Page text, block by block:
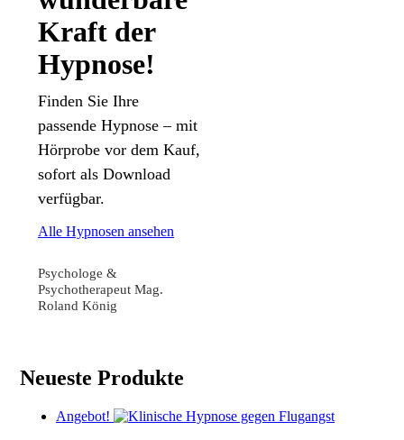
Kraft der
Hypnose!
Finden Sie Ihre
passende Hypnose – mit
Hörprobe vor dem Kauf,
sofort als Download
verfügbar.
Alle Hypnosen ansehen
Psychologe &
Psychotherapeut Mag.
Roland König
Neueste Produkte
Angebot!